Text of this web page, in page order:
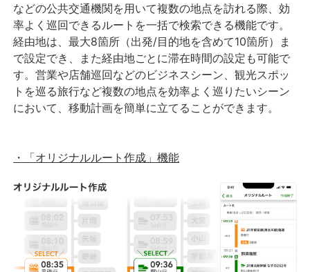
などの公共交通機関を用いて複数の地点を訪れる際、効
率よく巡回できるルートを一括で検索できる機能です。
経由地は、最大8箇所（出発/目的地を含めて10箇所）ま
で設定でき、また経由地ごとに滞在時間の設定も可能で
す。営業や店舗巡回などのビジネスシーン、観光スポッ
トを巡る旅行など複数の地点を効率よく巡りたいシーン
において、移動計画を簡単に立てることができます。
・「オリジナルルート作成」機能